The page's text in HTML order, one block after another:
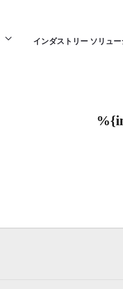
インダストリー ソリュー